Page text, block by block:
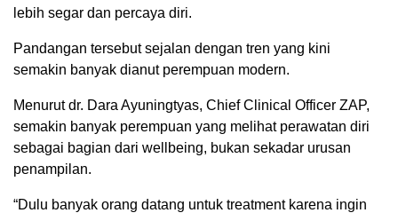
lebih segar dan percaya diri.
Pandangan tersebut sejalan dengan tren yang kini
semakin banyak dianut perempuan modern.
Menurut dr. Dara Ayuningtyas, Chief Clinical Officer ZAP,
semakin banyak perempuan yang melihat perawatan diri
sebagai bagian dari wellbeing, bukan sekadar urusan
penampilan.
“Dulu banyak orang datang untuk treatment karena ingin